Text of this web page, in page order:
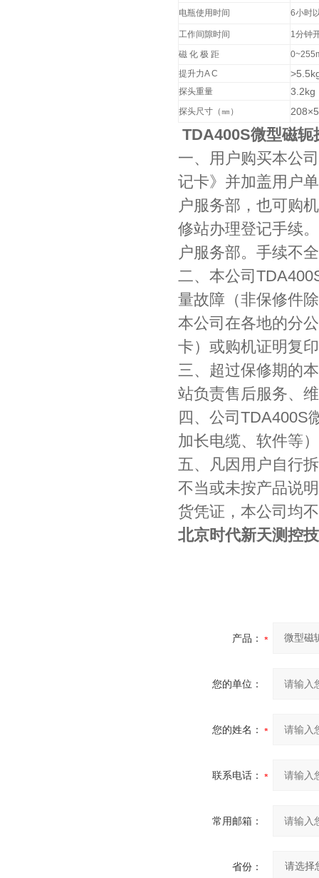
电瓶使用时间 6小时
工作间隙时间
1分钟
磁 化 极 距
提升力A C
探头重量 3.2kg
探头尺寸（㎜） 208
TDA400S微型磁轭
一、用户购买本公
记卡》并加盖用户
户服务部，也可购
修站办理登记手续
户服务部。手续不
二、本公司
量故障（非保修件
本公司在各地的分
卡）或购机证明复
三、超过保修期的
站负责售后服务、
四、公司TDA400S
加长电缆、软件等
五、凡因用户自行
不当或未按产品说
货凭证，本公司均
北京时代新天测控
产品：
您的单位：
您的姓名：
联系电话：
常用邮箱：
省份：